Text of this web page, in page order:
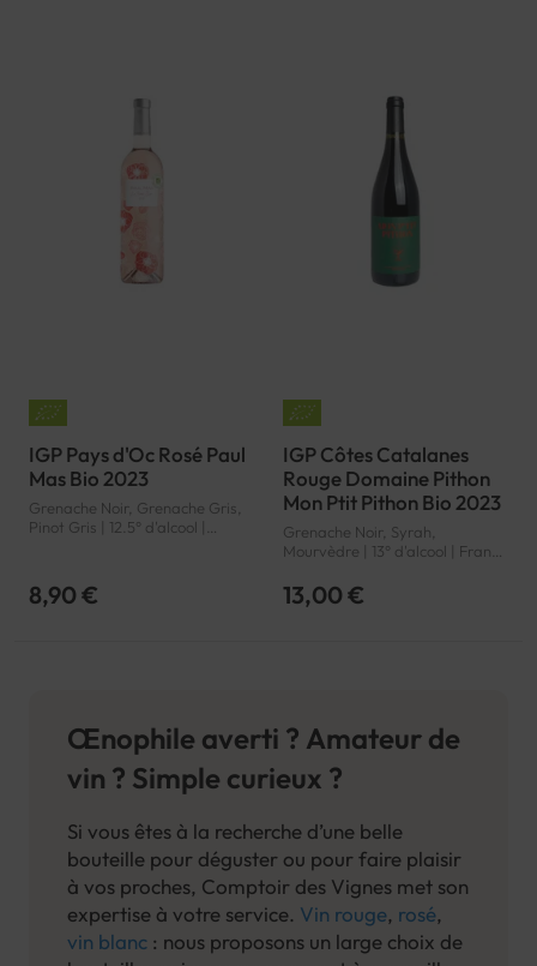
IGP Pays d'Oc Rosé Paul
Mas Bio 2023
Grenache Noir, Grenache Gris,
Pinot Gris | 12.5° d'alcool |
8,90 €
IGP Côtes Catalanes
Rouge Domaine Pithon
Mon Ptit Pithon Bio 2023
Grenache Noir, Syrah,
Mourvèdre | 13° d'alcool | France
Roussillon | Côtes Catalanes |
IGP
13,00 €
Œnophile averti ? Amateur de
vin ? Simple curieux ?
Si vous êtes à la recherche d’une belle
bouteille pour déguster ou pour faire plaisir
à vos proches, Comptoir des Vignes met son
expertise à votre service. Vin rouge, rosé,
vin blanc : nous proposons un large choix de